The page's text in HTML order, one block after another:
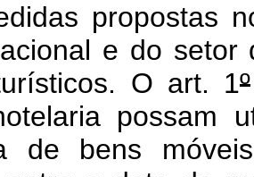
propostas
e do setor
O art. 1º
possam
de bens